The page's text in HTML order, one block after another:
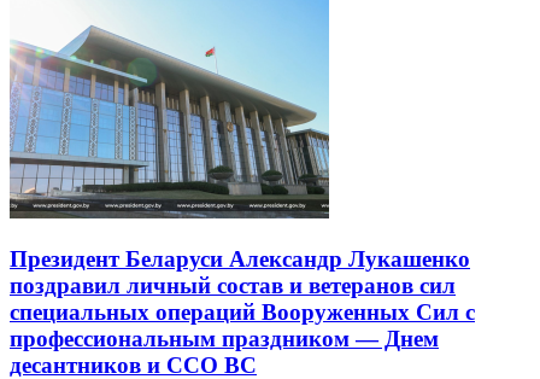
Президент Беларуси Александр Лукашенко
поздравил личный состав и ветеранов сил
специальных операций Вооруженных Сил с
профессиональным праздником — Днем
десантников и ССО ВС